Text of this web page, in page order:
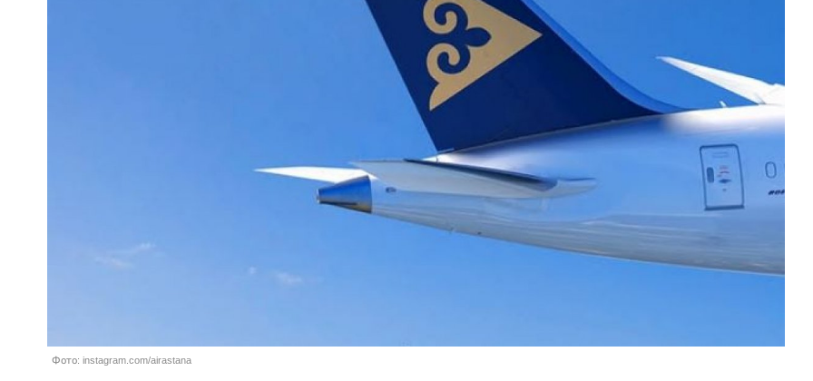
Фото: instagram.com/airastana